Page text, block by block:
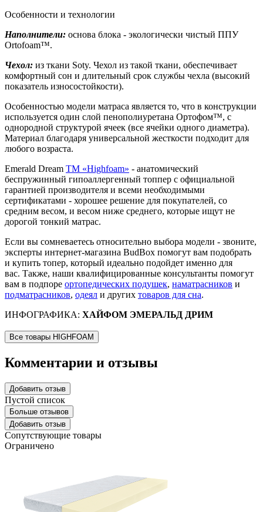
Особенности и технологии
Наполнители: основа блока - экологически чистый ППУ
Ortofoam™.
Чехол: из ткани Soty. Чехол из такой ткани, обеспечивает
комфортный сон и длительный срок службы чехла (высокий
показатель износостойкости).
Особенностью модели матраса является то, что в конструкции
используется один слой пенополиуретана Ортофом™, с
однородной структурой ячеек (все ячейки одного диаметра).
Материал благодаря универсальной жесткости подходит для
любого возраста.
Emerald Dream TM «Highfoam» - анатомический
беспружинный гипоаллергенный топпер с официальной
гарантией производителя и всеми необходимыми
сертификатами - хорошее решение для покупателей, со
средним весом, и весом ниже среднего, которые ищут не
дорогой тонкий матрас.
Если вы сомневаетесь относительно выбора модели - звоните,
эксперты интернет-магазина BudBox помогут вам подобрать
и купить топер, который идеально подойдет именно для
вас. Также, наши квалифицированные консультанты помогут
вам в подпоре ортопедических подушек, наматрасников и
подматрасников, одеял и других товаров для сна.
ИНФОГРАФИКА: ХАЙФОМ ЭМЕРАЛЬД ДРИМ
Все товары HIGHFOAM
Комментарии и отзывы
Добавить отзыв
Пустой список
Больше отзывов
Добавить отзыв
Сопутствующие товары
Ограничено